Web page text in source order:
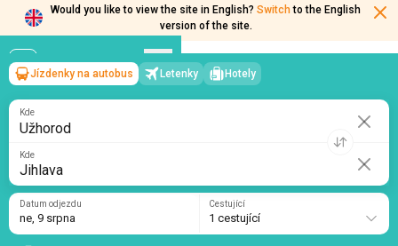
Would you like to view the site in English? Switch to the English
version of the site.
Užhorod→Jihlava
ne, 9 srpna/1 cestující
Jízdenky na autobus Letenky Hotely
Kde
Kde
Datum odjezdu
ne, 9 srpna
Cestující
1 cestující